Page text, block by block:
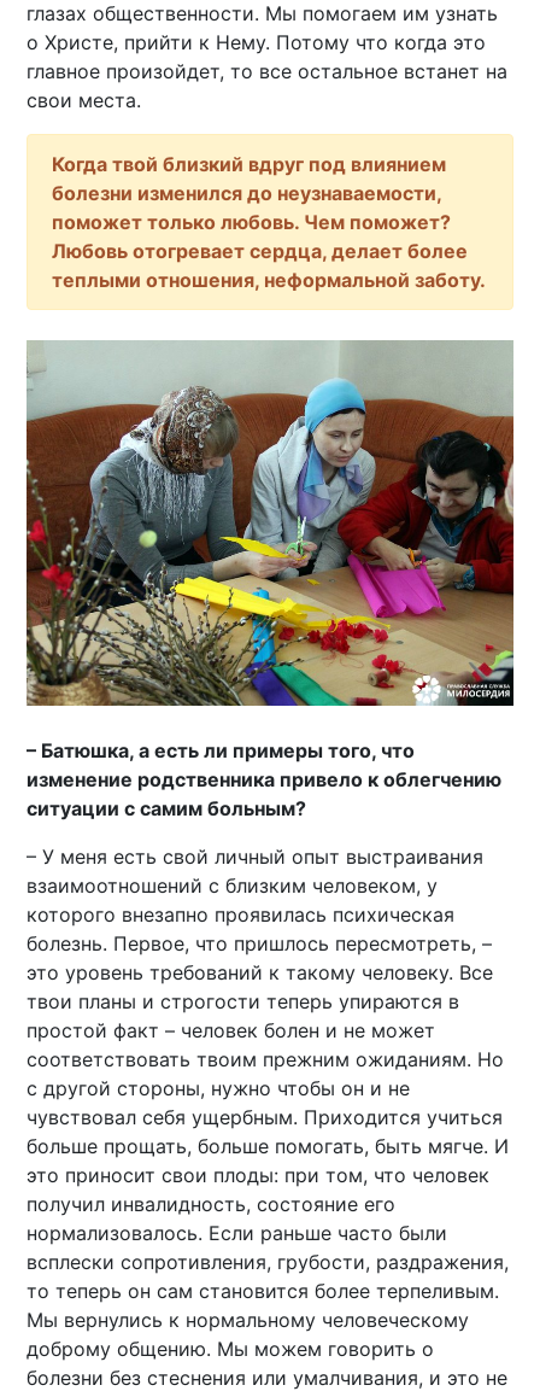
глазах общественности. Мы помогаем им узнать
о Христе, прийти к Нему. Потому что когда это
главное произойдет, то все остальное встанет на
свои места.
Когда твой близкий вдруг под влиянием
болезни изменился до неузнаваемости,
поможет только любовь. Чем поможет?
Любовь отогревает сердца, делает более
теплыми отношения, неформальной заботу.
– Батюшка, а есть ли примеры того, что
изменение родственника привело к облегчению
ситуации с самим больным?
– У меня есть свой личный опыт выстраивания
взаимоотношений с близким человеком, у
которого внезапно проявилась психическая
болезнь. Первое, что пришлось пересмотреть, –
это уровень требований к такому человеку. Все
твои планы и строгости теперь упираются в
простой факт – человек болен и не может
соответствовать твоим прежним ожиданиям. Но
с другой стороны, нужно чтобы он и не
чувствовал себя ущербным. Приходится учиться
больше прощать, больше помогать, быть мягче. И
это приносит свои плоды: при том, что человек
получил инвалидность, состояние его
нормализовалось. Если раньше часто были
всплески сопротивления, грубости, раздражения,
то теперь он сам становится более терпеливым.
Мы вернулись к нормальному человеческому
доброму общению. Мы можем говорить о
болезни без стеснения или умалчивания, и это не